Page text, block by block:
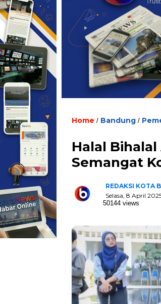
Home / Bandung /
Halal
Semangat
REDAKSI KOTA
Selasa, 8 April
50144 views